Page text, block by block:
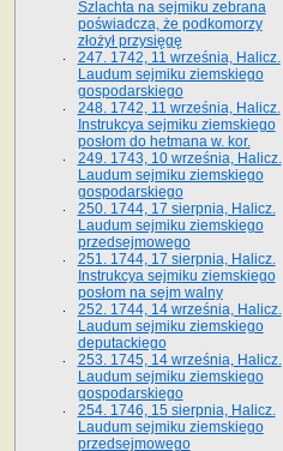
Szlachta na sejmiku zebrana
poświadcza, że podkomorzy
złożył przysięgę
247. 1742, 11 września, Halicz.
Laudum sejmiku ziemskiego
gospodarskiego
248. 1742, 11 września, Halicz.
Instrukcya sejmiku ziemskiego
posłom do hetmana w. kor.
249. 1743, 10 września, Halicz.
Laudum sejmiku ziemskiego
gospodarskiego
250. 1744, 17 sierpnia, Halicz.
Laudum sejmiku ziemskiego
przedsejmowego
251. 1744, 17 sierpnia, Halicz.
Instrukcya sejmiku ziemskiego
posłom na sejm walny
252. 1744, 14 września, Halicz.
Laudum sejmiku ziemskiego
deputackiego
253. 1745, 14 września, Halicz.
Laudum sejmiku ziemskiego
gospodarskiego
254. 1746, 15 sierpnia, Halicz.
Laudum sejmiku ziemskiego
przedsejmowego